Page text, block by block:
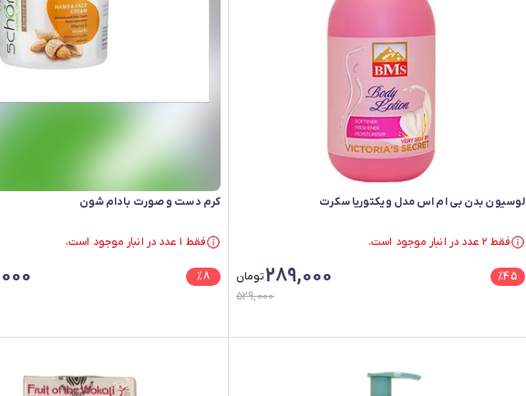
لوسیون بدن بی ام اس مدل ویکتوریا سکرت
فقط ۲ عدد در انبار موجود است.
%45
289,000تومان
529,000
کرم دست و صورت بادام شون
فقط ۱ عدد در انبار موجود است.
%8